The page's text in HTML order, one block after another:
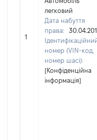
1
легковий
Дата набуття
права:
номер (VIN-код,
номер шасі):
[Конфіденційна
інформація]